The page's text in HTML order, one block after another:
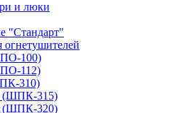
и люки
"Стандарт"
100)
112)
310)
315)
320)